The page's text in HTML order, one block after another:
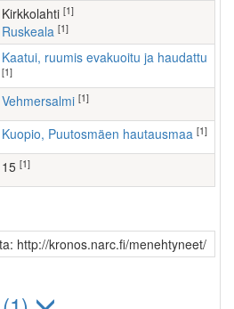
Kirkkolahti [1]
Ruskeala [1]
Kaatui, ruumis evakuoitu ja haudattu
[1]
Vehmersalmi [1]
Kuopio, Puutosmäen hautausmaa [1]
15 [1]
http://kronos.narc.fi/menehtyneet/